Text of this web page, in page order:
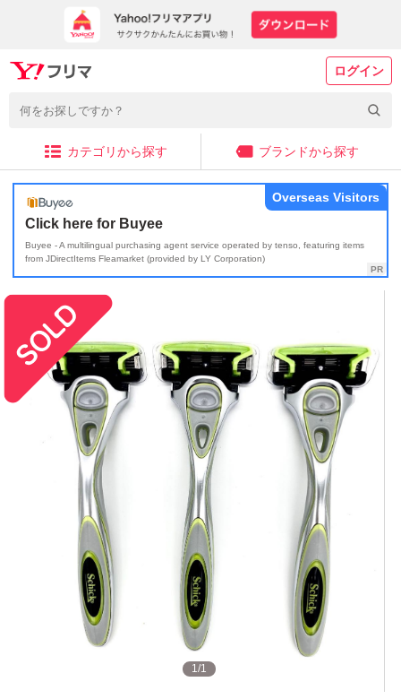
ログイン
カテゴリから探す ブランドから探す
Click here for Buyee
Buyee - A multilingual purchasing agent service operated by tenso, featuring items
from JDirectItems Fleamarket (provided by LY Corporation)
Overseas Visitors
1/1